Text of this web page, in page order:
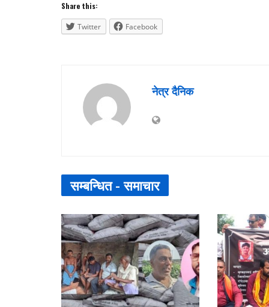
Share this:
Twitter Facebook
नेत्र दैनिक
सम्बन्धित -समाचार